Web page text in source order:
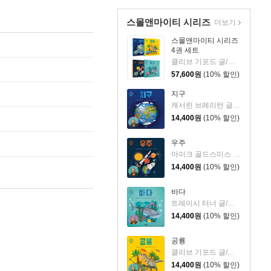
스몰앤마이티 시리즈
스몰앤마이티 시리즈
4권 세트
클리브 기포드 글/커스티 데이비드슨 그림/김지연 역
57,600원 (10% 할인)
지구
캐서린 브레리턴 글/커스티 데이비드슨 그림/김지연 역
14,400원 (10% 할인)
우주
마이크 골드스미스 글/커스티 데이비드슨 그림/김지연 역
14,400원 (10% 할인)
바다
트레이시 터너 글/커스티 데이비드슨 그림/김지연 역
14,400원 (10% 할인)
공룡
클리브 기포드 글/커스티 데이비드슨 그림/김지연 역
14,400원 (10% 할인)
더보기